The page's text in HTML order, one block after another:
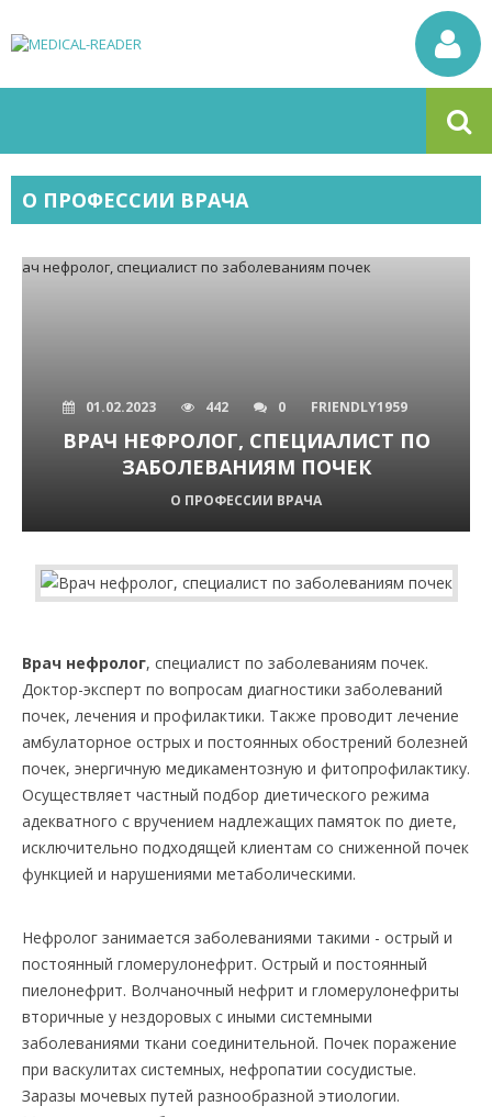
О ПРОФЕССИИ ВРАЧА
01.02.2023 442 0 FRIENDLY1959
ВРАЧ НЕФРОЛОГ, СПЕЦИАЛИСТ ПО
ЗАБОЛЕВАНИЯМ ПОЧЕК
О ПРОФЕССИИ ВРАЧА
Врач нефролог, специалист по заболеваниям почек.
Доктор-эксперт по вопросам диагностики заболеваний
почек, лечения и профилактики. Также проводит лечение
амбулаторное острых и постоянных обострений болезней
почек, энергичную медикаментозную и фитопрофилактику.
Осуществляет частный подбор диетического режима
адекватного с вручением надлежащих памяток по диете,
исключительно подходящей клиентам со сниженной почек
функцией и нарушениями метаболическими.
Нефролог занимается заболеваниями такими - острый и
постоянный гломерулонефрит. Острый и постоянный
пиелонефрит. Волчаночный нефрит и гломерулонефриты
вторичные у нездоровых с иными системными
заболеваниями ткани соединительной. Почек поражение
при васкулитах системных, нефропатии сосудистые.
Заразы мочевых путей разнообразной этиологии.